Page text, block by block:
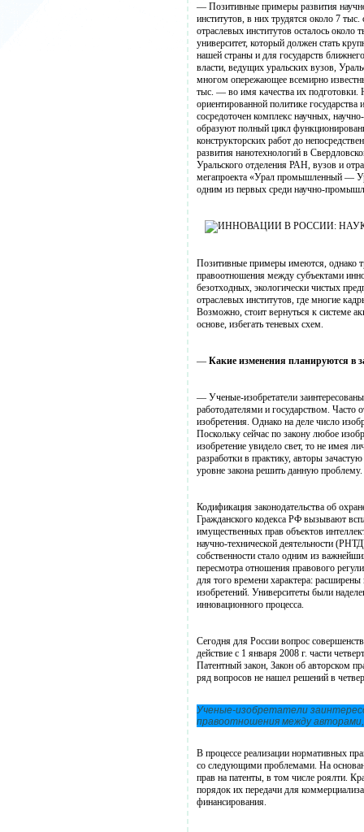
— Позитивные примеры развития
институтов, в них трудятся около 7
отраслевых институтов осталось
университет, который должен стать
нашей страны и для государств
власти, ведущих уральских вузов,
многом опережающее всемирно
тыс. — во имя качества их подготовки.
ориентированной политике
сосредоточен комплекс научных,
образуют полный цикл
конструкторских работ до
развития нанотехнологий в
Уральского отделения РАН, вузов и
мегапроекта «Урал промышленный —
одним из первых среди научно-
Позитивные примеры имеются, однако
правоотношения между субъектами
безотходных, экологически чистых
отраслевых институтов, где многие
Возможно, стоит вернуться к системе
основе, избегать теневых схем.
— Какие изменения планируются в
— Ученые-изобретатели
работодателями и государством. Часто
изобретения. Однако на деле число
Поскольку сейчас по закону любое
изобретение увидело свет, то не имея
разработки в практику, авторы
уровне закона решить данную проблему.
Кодификация законодательства об
Гражданского кодекса РФ вызывают
имущественных прав объектов
научно-технической деятельности
собственности стало одним из
пересмотра отношения правового
для того времени характера:
изобретений. Университеты были
инновационного процесса.
Сегодня для России вопрос
действие с 1 января 2008 г. части
Патентный закон, Закон об авторском
ряд вопросов не нашел решений в
Ученые-изобретатели
правоотношения между
В процессе реализации нормативных
со следующими проблемами. На
прав на патенты, в том числе роялти.
порядок их передачи для
финансирования.